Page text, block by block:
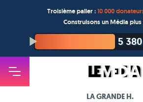
Troisième palier :10 000
Construisons un Média
5 380
LA GRANDE H.